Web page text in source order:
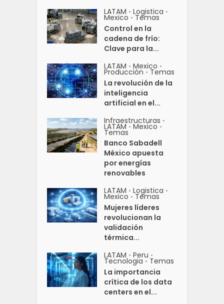
LATAM • Logistica •
Mexico • Temas
Control en la
cadena de frío:
Clave para la...
LATAM • Mexico •
Producción • Temas
La revolución de la
inteligencia
artificial en el...
Infraestructuras •
LATAM • Mexico •
Temas
Banco Sabadell
México apuesta
por energías
renovables
LATAM • Logistica •
Mexico • Temas
Mujeres líderes
revolucionan la
validación
térmica...
LATAM • Peru •
Tecnologia • Temas
La importancia
crítica de los data
centers en el...